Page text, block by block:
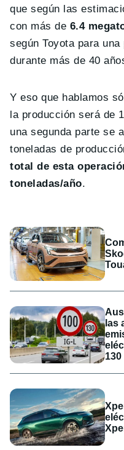
que según las
con más de 6.4
según Toyota para
durante más de 40
Y eso que hablamos
la producción será de
una segunda parte se
toneladas de
total de esta
toneladas/año.
las
130